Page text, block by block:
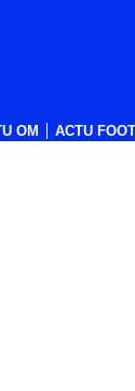
OM ACTU FOOT